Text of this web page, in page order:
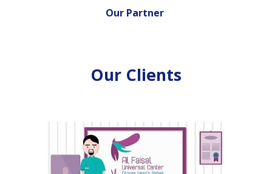
Our Partner
Our Clients